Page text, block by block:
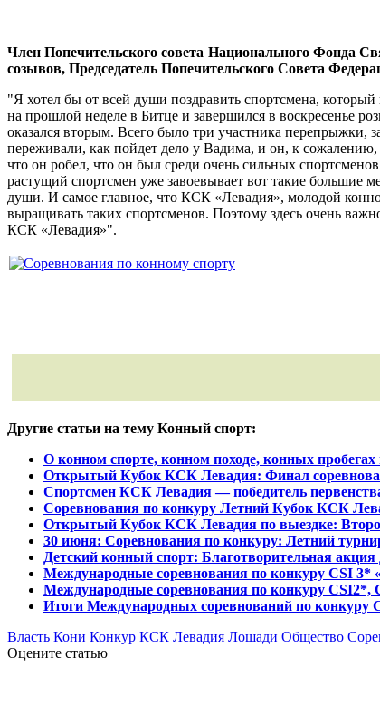
Член Попечительского совета Национального Фонда
созывов, Председатель Попечительского Совета
"Я хотел бы от всей души поздравить спортсмена,
на прошлой неделе в Битце и завершился в воскресенье
оказался вторым. Всего было три участника перепрыжки,
переживали, как пойдет дело у Вадима, и он, к
что он робел, что он был среди очень сильных
растущий спортсмен уже завоевывает вот такие большие
души. И самое главное, что КСК «Левадия», молодой
выращивать таких спортсменов. Поэтому здесь очень
КСК «Левадия»".
Другие статьи на тему Конный спорт:
О конном спорте, конном походе, конных
Открытый Кубок КСК Левадия: Финал
Спортсмен КСК Левадия — победитель
Соревнования по конкуру Летний Кубок КСК
Открытый Кубок КСК Левадия по выездке:
30 июня: Соревнования по конкуру: Летний
Детский конный спорт: Благотворительная
Международные соревнования по конкуру CSI 3*
Международные соревнования по конкуру
Итоги Международных соревнований по конкуру
Власть Кони Конкур КСК Левадия Лошади Общество
Оцените статью